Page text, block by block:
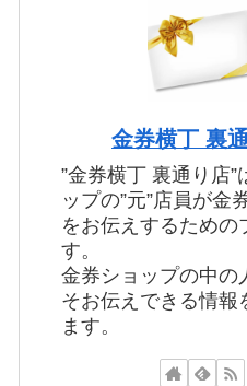
金券横丁 裏
”金券横丁 裏通り店”
ップの”元”店員が金
をお伝えするための
す。
金券ショップの中の
そお伝えできる情報
ます。